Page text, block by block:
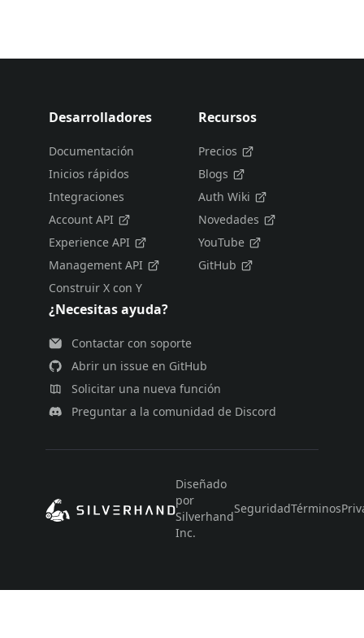
Desarrolladores
Documentación
Inicios rápidos
Integraciones
Account API
Experience API
Management API
Construir X con Y
Recursos
Precios
Blogs
Auth Wiki
Novedades
YouTube
GitHub
¿Necesitas ayuda?
Contactar con soporte
Abrir un issue en GitHub
Solicitar una nueva función
Preguntar a la comunidad de Discord
Diseñado
por
Silverhand
Inc.
SeguridadTérminos